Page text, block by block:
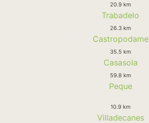
20.9 km
Trabadelo
26.3 km
Castropodame
35.5 km
Casasola
59.8 km
Peque
10.9 km
Villadecanes